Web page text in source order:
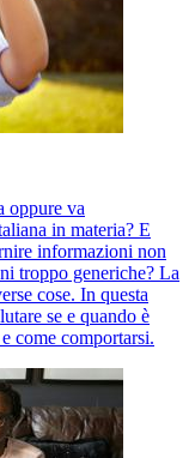
oppure va
in materia? E
informazioni non
troppo generiche? La
cose. In questa
se e quando è
come comportarsi.